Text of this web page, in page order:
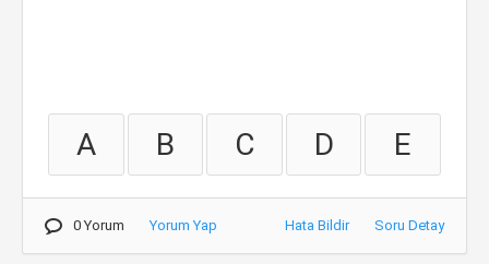
A B C D E
0 Yorum Yorum Yap Hata Bildir Soru Detay